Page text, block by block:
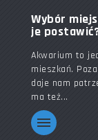
Wybór
je
Akwarium to
mieszkań.
daje nam
ma też...